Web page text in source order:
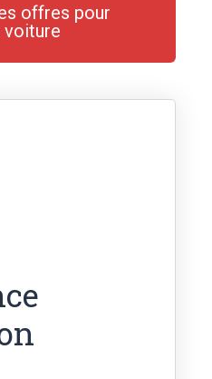
offres pour